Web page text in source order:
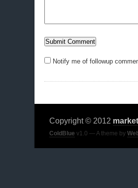
Notify me of followup
Copyright © 2012
ColdBlue v1.0 — A theme by